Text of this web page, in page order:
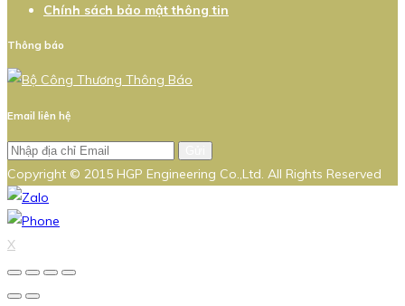
Chính sách bảo mật thông tin
Thông báo
Email liên hệ
Copyright © 2015 HGP Engineering Co.,Ltd. All Rights Reserved
X